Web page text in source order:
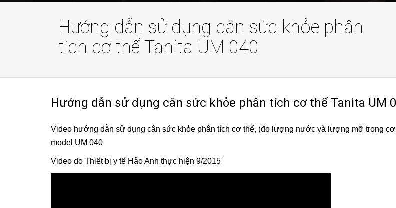
Hướng dẫn sử dụng cân sức khỏe phân
tích cơ thể Tanita UM 040
Hướng dẫn sử dụng cân sức khỏe phân tích cơ thể Tanita UM
Video hướng dẫn sử dụng cân sức khỏe phân tích cơ thể, (đo lượng nước và lượng mỡ trong cơ
model UM 040
Video do Thiết bị y tế Hảo Anh thực hiện 9/2015